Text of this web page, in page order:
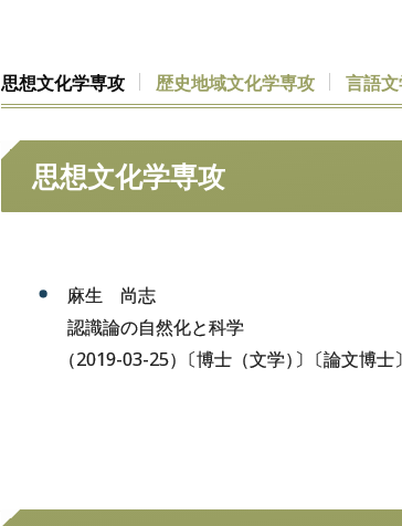
思想文化学専攻 歴史地域文化学専攻 言語
思想文化学専攻
麻生 尚志
認識論の自然化と科学
（2019-03-25） 〔博士（文学） 〕 〔論文博士〕